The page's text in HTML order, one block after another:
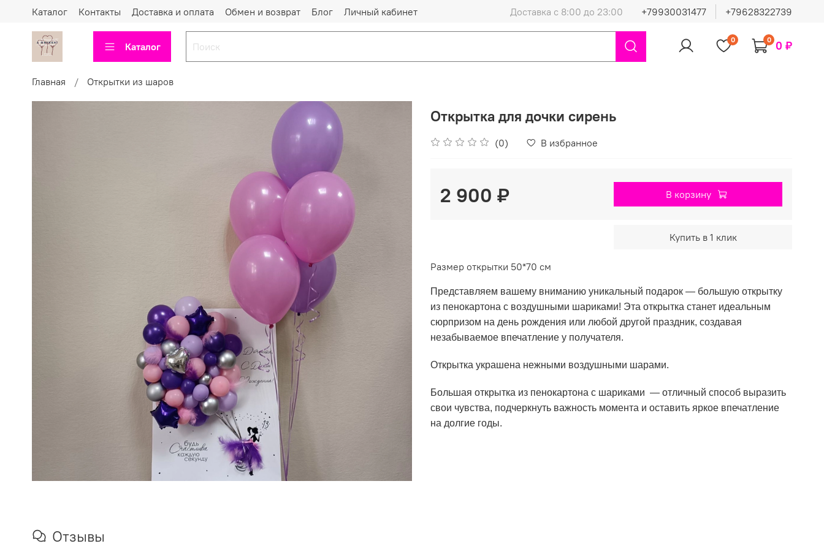
Каталог Контакты Доставка и оплата Обмен и возврат Блог Личный кабинет Доставка с 8:00 до 23:00 +79930031477 +79628322739
Каталог
0 0 0 ₽
Главная Открытки из шаров
Открытка для дочки сирень
(0) В избранное
2 900 ₽ В корзину
Купить в 1 клик
Размер открытки 50*70 см
Представляем вашему вниманию уникальный подарок — большую открытку
из пенокартона с воздушными шариками! Эта открытка станет идеальным
сюрпризом на день рождения или любой другой праздник, создавая
незабываемое впечатление у получателя.
Открытка украшена нежными воздушными шарами.
Большая открытка из пенокартона с шариками — отличный способ выразить
свои чувства, подчеркнуть важность момента и оставить яркое впечатление
на долгие годы.
Отзывы